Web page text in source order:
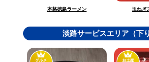
本格徳島ラーメン 玉ねぎ
淡路サービスエリア（下り